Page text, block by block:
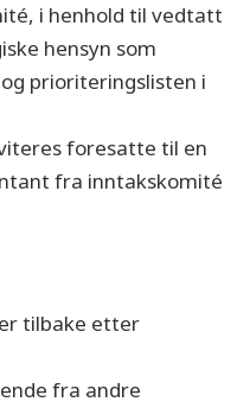
i henhold til vedtatt
hensyn som
prioriteringslisten i
foresatte til en
fra inntakskomité
tilbake etter
fra andre